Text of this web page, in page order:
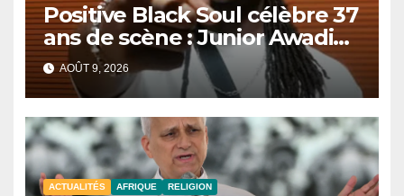
Positive Black Soul célèbre 37
ans de scène : Junior Awadi
face à un héritage
générationnel
AOÛT 9, 2026
ACTUALITÉS AFRIQUE RELIGION